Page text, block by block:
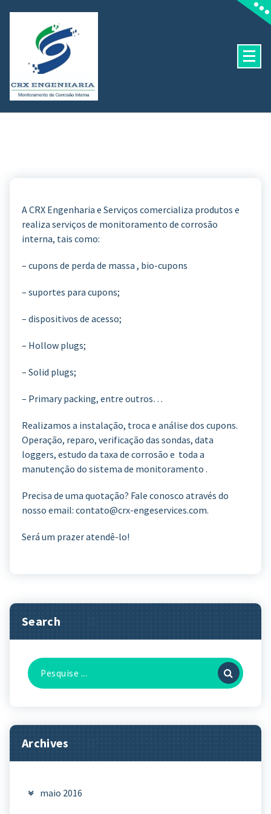
conteúdo
A CRX Engenharia e Serviços comercializa produtos e
realiza serviços de monitoramento de corrosão
interna, tais como:
– cupons de perda de massa , bio-cupons
– suportes para cupons;
– dispositivos de acesso;
– Hollow plugs;
– Solid plugs;
– Primary packing, entre outros…
Realizamos a instalação, troca e análise dos cupons.
Operação, reparo, verificação das sondas, data
loggers, estudo da taxa de corrosão e toda a
manutenção do sistema de monitoramento .
Precisa de uma quotação? Fale conosco através do
nosso email: contato@crx-engeservices.com.
Será um prazer atendê-lo!
Search
Pesquisa
por:
Archives
maio 2016